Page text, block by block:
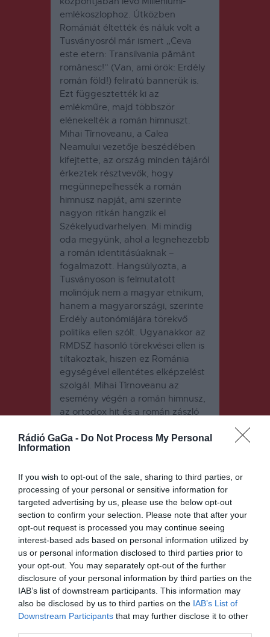
Rádió GaGa - Do Not Process My Personal
Information
If you wish to opt-out of the sale, sharing to third parties, or
processing of your personal or sensitive information for
targeted advertising by us, please use the below opt-out
section to confirm your selection. Please note that after your
opt-out request is processed you may continue seeing
interest-based ads based on personal information utilized by
us or personal information disclosed to third parties prior to
your opt-out. You may separately opt-out of the further
disclosure of your personal information by third parties on the
IAB’s list of downstream participants. This information may
also be disclosed by us to third parties on the IAB’s List of
Downstream Participants that may further disclose it to other
emlékoszlophoz. Útközben
Romániát éltették és náluk volt a
Tusványosról már ismert „Ceva
este etern: Transilvania pământ
românesc!” (Van, ami örök: Erdély
román föld!) feliratú bannerük is.
Ezt függesztették ki az
emlékműre, majd többször
elénekelték a román himnuszt.
Mihai Tîrnoveanu, a Calea
Neamului vezetője beszédében
kifejtette, az ország minden tájáról
érkeztek résztvevők, hogy
megünnepelhessék a román
himnusz napját, ami szerinte
nagyon ritkán hangzik el
Székelyudvarhelyen. Mi mindig
oda megyünk, ahol a legnehezebb
a román identitásúaknak –
fogalmazott. Hangsúlyozta, a
Tusványoson is felmutatott
molinójuk nem a magyar etnikum,
hanem a magyarországi, szerinte
Erdély autonómiájára törekvő
politika ellen szólt. Ugyanakkor az
RMDSZ hasonló törekvései ellen is
tiltakoztak, hiszen ez Románia
egységével ellentétes elképzelést
szolgál. Mihai Tîrnoveanu az
esemény végén a román himnusz,
az ortodox hit és a román zászló
Székelyudvarhely polgármestere a
rendezvény idejére elrendelte,
ne szolgálják ki a vendégeket,
vásárlókat alkohollal.
Bejegyzés
navigáció
ELŐZŐ
BEJEGYZÉS
Bármikor
letölthetők a
KÖVETKEZŐ
BEJEGYZÉS
Bizonytalan
ná vált, hogy